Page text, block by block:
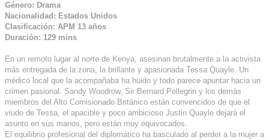
Género: Drama
Nacionalidad: Estados Unidos
Clasificación: APM 13 años
Duración: 129 mins
En un remoto lugar al norte de Kenya, asesinan brutalmente a la activista
más entregada de la zona, la brillante y apasionada Tessa Quayle. Un
médico local que la acompañaba ha huido y todo parece apuntar hacia un
crimen pasional. Sandy Woodrow, Sir Bernard Pellegrin y los demás
miembros del Alto Comisionado Británico están convencidos de que el
viudo de Tessa, el apacible y poco ambicioso Justin Quayle dejará el
asunto en sus manos, pero están muy equivocados.
El equilibrio profesional del diplomático ha basculado al perder a la mujer a